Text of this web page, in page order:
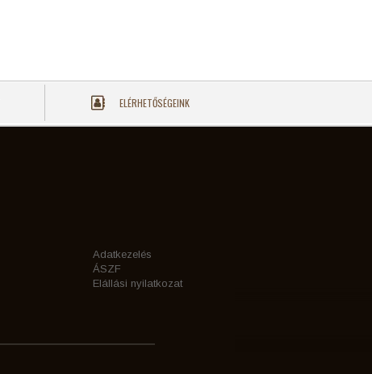
ELÉRHETŐSÉGEINK
Adatkezelés
ÁSZF
Elállási nyilatkozat